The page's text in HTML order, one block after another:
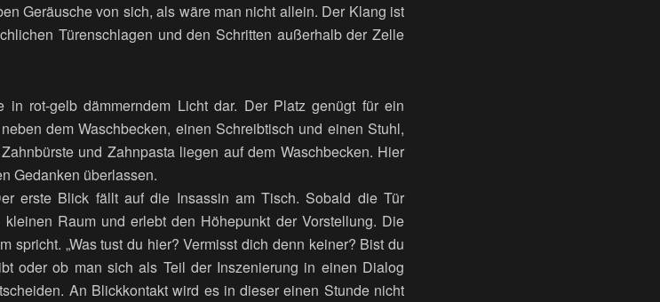
Geräusche von sich, als wäre man nicht allein. Der Klang ist
Türenschlagen und den Schritten außerhalb der Zelle
rot-gelb dämmerndem Licht dar. Der Platz genügt für ein
dem Waschbecken, einen Schreibtisch und einen Stuhl,
und Zahnpasta liegen auf dem Waschbecken. Hier
Gedanken überlassen.
erste Blick fällt auf die Insassin am Tisch. Sobald die Tür
Raum und erlebt den Höhepunkt der Vorstellung. Die
spricht. „Was tust du hier? Vermisst dich denn keiner? Bist du
oder ob man sich als Teil der Inszenierung in einen Dialog
An Blickkontakt wird es in dieser einen Stunde nicht